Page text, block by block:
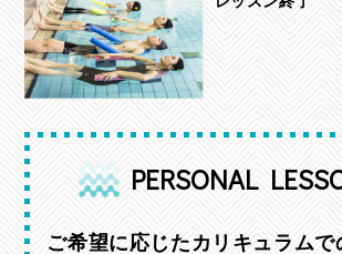
PERSONAL
ご希望に応じたカリキュラムで